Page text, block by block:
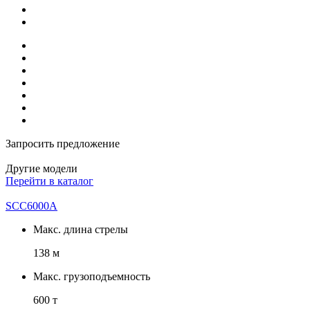
Запросить предложение
Другие модели
Перейти в каталог
SCC6000A
Макс. длина стрелы
138 м
Макс. грузоподъемность
600 т